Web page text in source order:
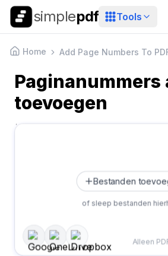
simplepdf Tools
Home Add Page Numbers To
Paginanummers
toevoegen
Bestanden
of sleep bestanden
Alleen